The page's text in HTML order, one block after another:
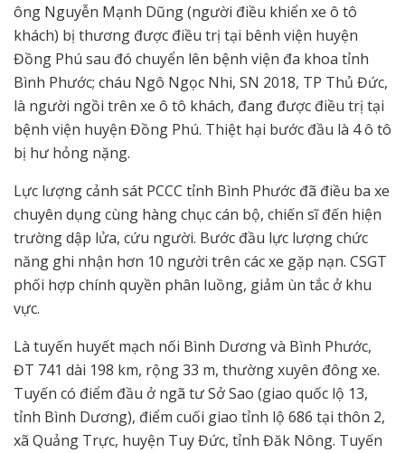
ông Nguyễn Mạnh Dũng (người điều khiển xe ô tô
khách) bị thương được điều trị tại bênh viện huyện
Đồng Phú sau đó chuyển lên bệnh viện đa khoa tỉnh
Bình Phước; cháu Ngô Ngọc Nhi, SN 2018, TP Thủ Đức,
là người ngồi trên xe ô tô khách, đang được điều trị tại
bệnh viện huyện Đồng Phú. Thiệt hại bước đầu là 4 ô tô
bị hư hỏng nặng.
Lực lượng cảnh sát PCCC tỉnh Bình Phước đã điều ba xe
chuyên dụng cùng hàng chục cán bộ, chiến sĩ đến hiện
trường dập lửa, cứu người. Bước đầu lực lượng chức
năng ghi nhận hơn 10 người trên các xe gặp nạn. CSGT
phối hợp chính quyền phân luồng, giảm ùn tắc ở khu
vực.
Là tuyến huyết mạch nối Bình Dương và Bình Phước,
ĐT 741 dài 198 km, rộng 33 m, thường xuyên đông xe.
Tuyến có điểm đầu ở ngã tư Sở Sao (giao quốc lộ 13,
tỉnh Bình Dương), điểm cuối giao tỉnh lộ 686 tại thôn 2,
xã Quảng Trực, huyện Tuy Đức, tỉnh Đăk Nông. Tuyến